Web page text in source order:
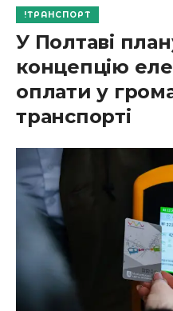
ТРАНСПОРТ
У Полтаві
концепцію
оплати у
транспорті